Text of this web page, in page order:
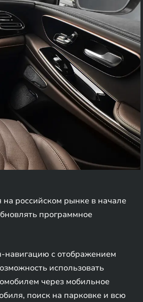
российском рынке в начале
программное
навигацию с отображением
использовать
через мобильное
поиск на парковке и всю